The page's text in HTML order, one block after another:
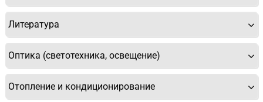
Литература
Оптика (светотехника, освещение)
Отопление и кондиционирование